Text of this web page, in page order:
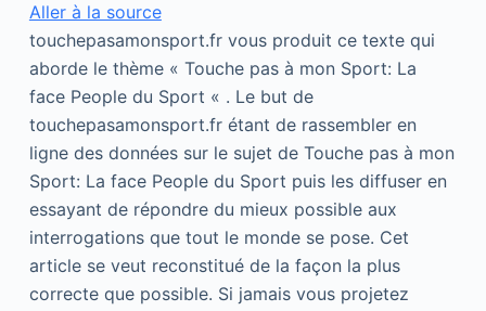
Aller à la source
touchepasamonsport.fr vous produit ce texte qui
aborde le thème « Touche pas à mon Sport: La
face People du Sport « . Le but de
touchepasamonsport.fr étant de rassembler en
ligne des données sur le sujet de Touche pas à mon
Sport: La face People du Sport puis les diffuser en
essayant de répondre du mieux possible aux
interrogations que tout le monde se pose. Cet
article se veut reconstitué de la façon la plus
correcte que possible. Si jamais vous projetez